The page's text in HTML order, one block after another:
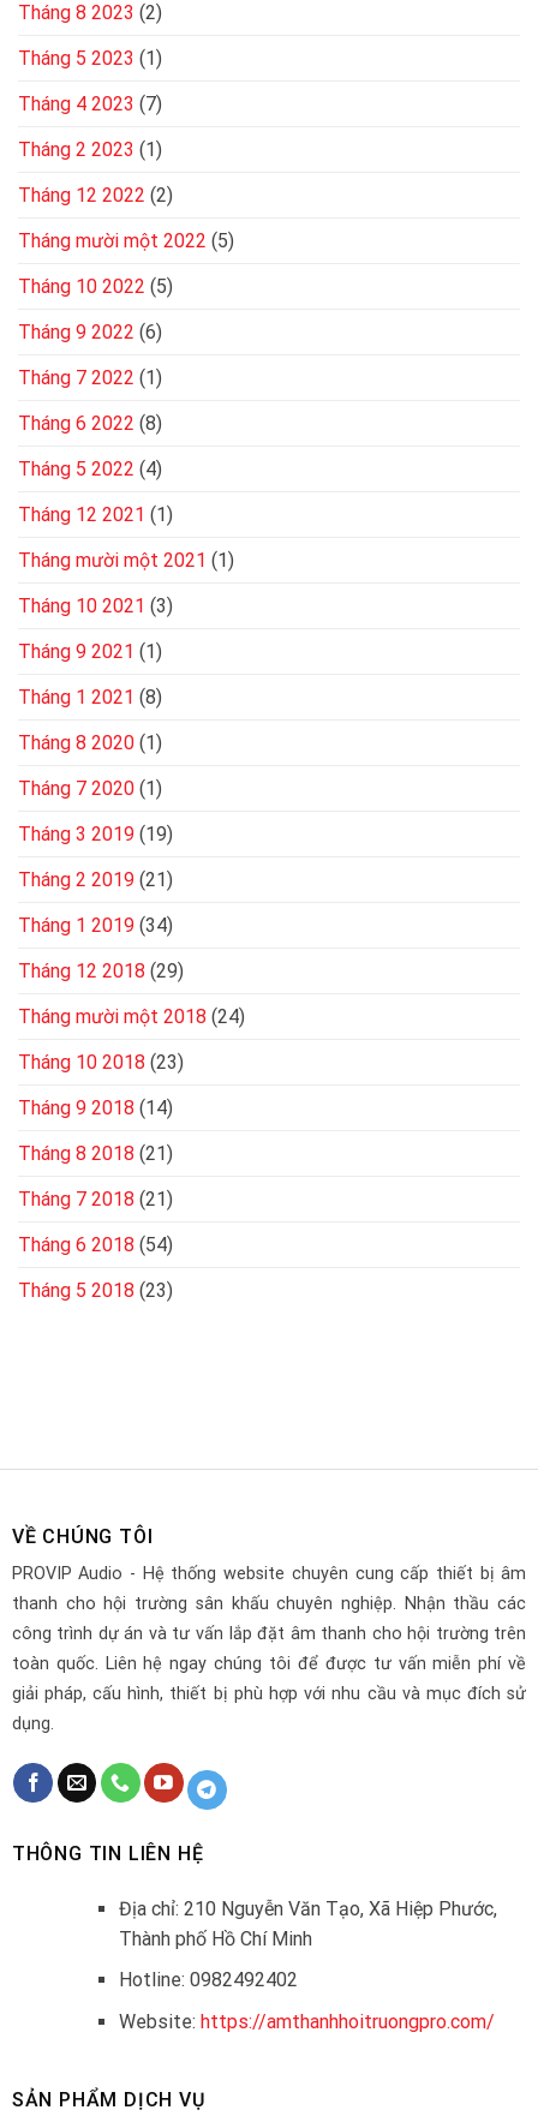
Tháng 8 2023 (2)
Tháng 5 2023 (1)
Tháng 4 2023 (7)
Tháng 2 2023 (1)
Tháng 12 2022 (2)
Tháng mười một 2022 (5)
Tháng 10 2022 (5)
Tháng 9 2022 (6)
Tháng 7 2022 (1)
Tháng 6 2022 (8)
Tháng 5 2022 (4)
Tháng 12 2021 (1)
Tháng mười một 2021 (1)
Tháng 10 2021 (3)
Tháng 9 2021 (1)
Tháng 1 2021 (8)
Tháng 8 2020 (1)
Tháng 7 2020 (1)
Tháng 3 2019 (19)
Tháng 2 2019 (21)
Tháng 1 2019 (34)
Tháng 12 2018 (29)
Tháng mười một 2018 (24)
Tháng 10 2018 (23)
Tháng 9 2018 (14)
Tháng 8 2018 (21)
Tháng 7 2018 (21)
Tháng 6 2018 (54)
Tháng 5 2018 (23)
VỀ CHÚNG TÔI
PROVIP Audio - Hệ thống website chuyên cung cấp thiết bị âm
thanh cho hội trường sân khấu chuyên nghiệp. Nhận thầu các
công trình dự án và tư vấn lắp đặt âm thanh cho hội trường trên
toàn quốc. Liên hệ ngay chúng tôi để được tư vấn miễn phí về
giải pháp, cấu hình, thiết bị phù hợp với nhu cầu và mục đích sử
dụng.
THÔNG TIN LIÊN HỆ
Địa chỉ: 210 Nguyễn Văn Tạo, Xã Hiệp Phước,
Thành phố Hồ Chí Minh
Hotline: 0982492402
Website:https://amthanhhoitruongpro.com/
SẢN PHẨM DỊCH VỤ